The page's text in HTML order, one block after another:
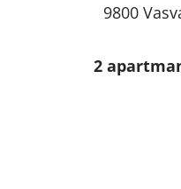
9800
2